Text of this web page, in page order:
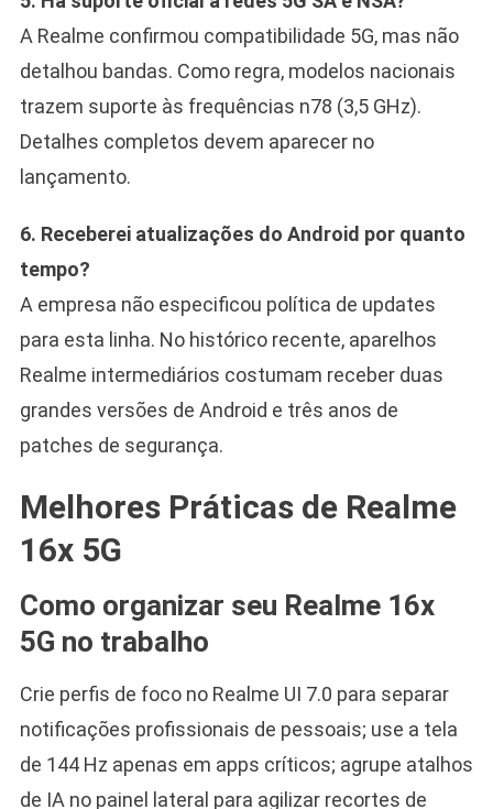
A Realme confirmou compatibilidade 5G, mas não
detalhou bandas. Como regra, modelos nacionais
trazem suporte às frequências n78 (3,5 GHz).
Detalhes completos devem aparecer no
lançamento.
6. Receberei atualizações do Android por quanto
tempo?
A empresa não especificou política de updates
para esta linha. No histórico recente, aparelhos
Realme intermediários costumam receber duas
grandes versões de Android e três anos de
patches de segurança.
Melhores Práticas de Realme
16x 5G
Como organizar seu Realme 16x
5G no trabalho
Crie perfis de foco no Realme UI 7.0 para separar
notificações profissionais de pessoais; use a tela
de 144 Hz apenas em apps críticos; agrupe atalhos
de IA no painel lateral para agilizar recortes de